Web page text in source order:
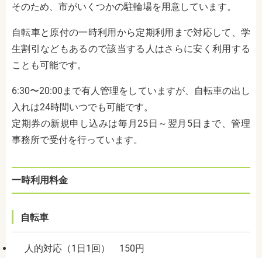
そのため、市がいくつかの駐輪場を用意しています。
自転車と原付の一時利用から定期利用まで対応して、学
生割引などもあるので該当する人はさらに安く利用する
ことも可能です。
6:30〜20:00まで有人管理をしていますが、自転車の出し
入れは24時間いつでも可能です。
定期券の新規申し込みは毎月25日～翌月5日まで、管理
事務所で受付を行っています。
一時利用料金
自転車
人的対応（1日1回） 150円